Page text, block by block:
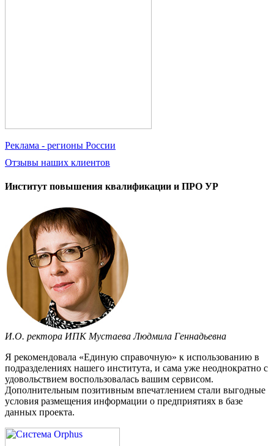
Реклама - регионы России
Отзывы наших клиентов
Институт повышения квалификации и ПРО УР
И.О. ректора ИПК Мустаева Людмила Геннадьевна
Я рекомендовала «Единую справочную» к использованию в
подразделениях нашего института, и сама уже неоднократно с
удовольствием воспользовалась вашим сервисом.
Дополнительным позитивным впечатлением стали выгодные
условия размещения информации о предприятиях в базе
данных проекта.